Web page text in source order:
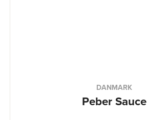
DANMARK
Peber Sauce